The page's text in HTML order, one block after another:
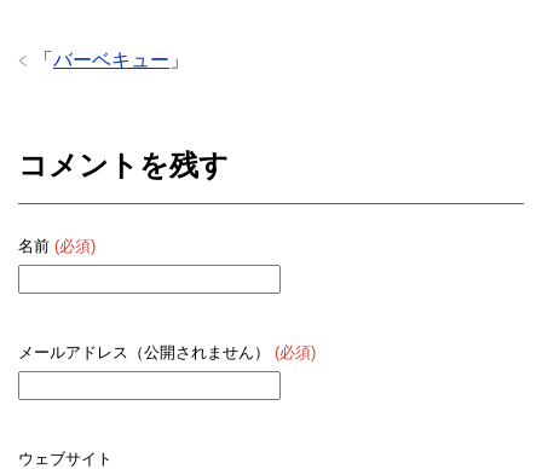
「 バーベキュー 」
コメントを残す
名前 (必須)
メールアドレス（公開されません） (必須)
ウェブサイト